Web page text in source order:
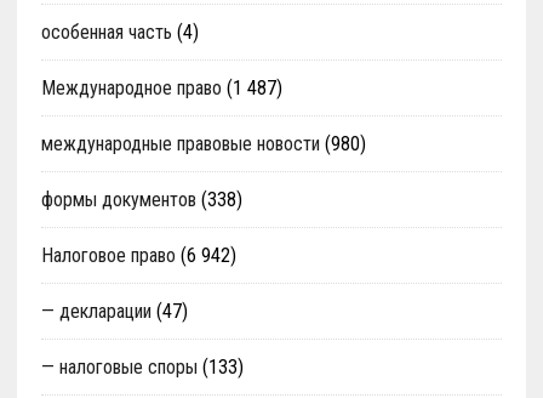
особенная часть (4)
Международное право (1 487)
международные правовые новости (980)
формы документов (338)
Налоговое право (6 942)
— декларации (47)
— налоговые споры (133)